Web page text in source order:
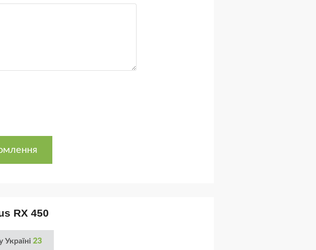
RX 450
Україні 23